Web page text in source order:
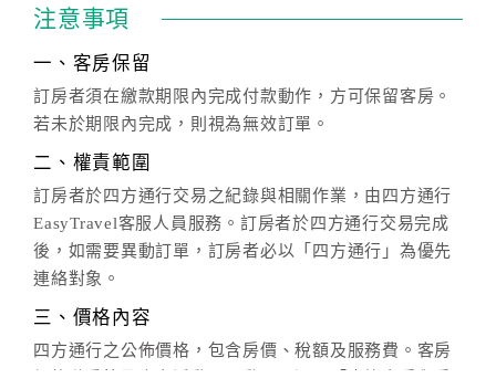
注意事項
一、客房保留
訂房者須在繳款期限內完成付款動作，方可保留客房。
若未於期限內完成，則視為無效訂單。
二、權責範圍
訂房者於四方通行交易之紀錄與相關作業，由四方通行
EasyTravel客服人員服務。訂房者於四方通行交易完成
後，如需要異動訂單，訂房者必以「四方通行」為優先
連絡對象。
三、價格內容
四方通行之公佈價格，包含房價、稅額及服務費。客房